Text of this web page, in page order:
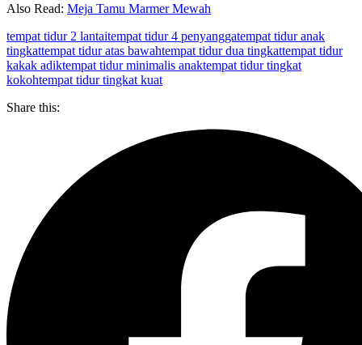
Also Read: Meja Tamu Marmer Mewah
tempat tidur 2 lantaitempat tidur 4 penyanggatempat tidur anak
tingkattempat tidur atas bawahtempat tidur dua tingkattempat tidur
kakak adiktempat tidur minimalis anaktempat tidur tingkat
kokohtempat tidur tingkat kuat
Share this: